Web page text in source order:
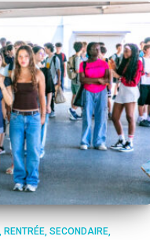
RENTRÉE SECONDAIRE